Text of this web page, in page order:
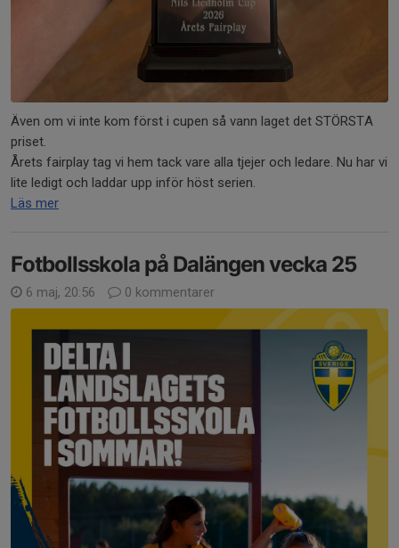
Även om vi inte kom först i cupen så vann laget det STÖRSTA
priset.
Årets fairplay tag vi hem tack vare alla tjejer och ledare. Nu har vi
lite ledigt och laddar upp inför höst serien.
Läs mer
Fotbollsskola på Dalängen vecka 25
6 maj, 20:56 0 kommentarer